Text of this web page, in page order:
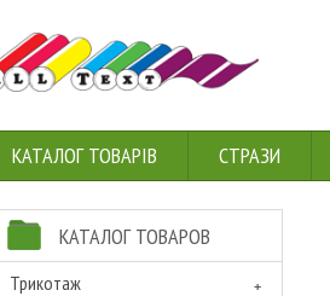
КАТАЛОГ ТОВАРІВ СТРАЗИ
КАТАЛОГ ТОВАРОВ
Трикотаж